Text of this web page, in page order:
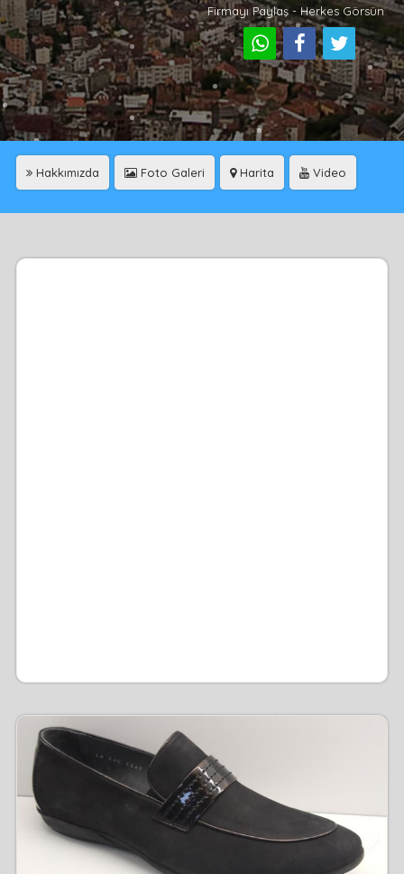
Firmayı Paylaş - Herkes Görsün
Hakkımızda Foto Galeri Harita Video